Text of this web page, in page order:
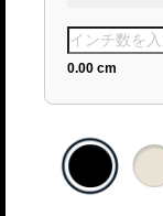
0.00 cm